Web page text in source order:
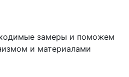
замеры и поможем
и материалами